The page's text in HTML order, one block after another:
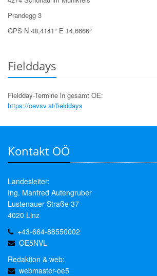
Prandegg 3
GPS N 48,4141° E 14,6666°
Fielddays
Fieldday-Termine in gesamt OE:
https://oevsv.at/fielddays
Kontakt OÖ
Landesleiter:
Ing. Manfred Autengruber
Lustenauer Straße 37
4020 Linz
+43-664-88550002
OE5NVL
Redaktion & web:
webmaster-oe5